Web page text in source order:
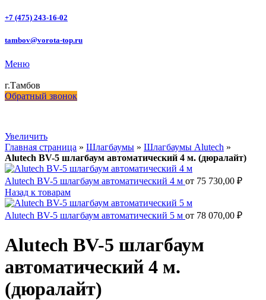
+7 (475) 243-16-02
tambov@vorota-top.ru
Меню
г.Тамбов
Обратный звонок
Увеличить
Главная страница » Шлагбаумы » Шлагбаумы Alutech »
Alutech BV-5 шлагбаум автоматический 4 м. (дюралайт)
Alutech BV-5 шлагбаум автоматический 4 м от 75 730,00 ₽
Назад к товарам
Alutech BV-5 шлагбаум автоматический 5 м от 78 070,00 ₽
Alutech BV-5 шлагбаум
автоматический 4 м.
(дюралайт)